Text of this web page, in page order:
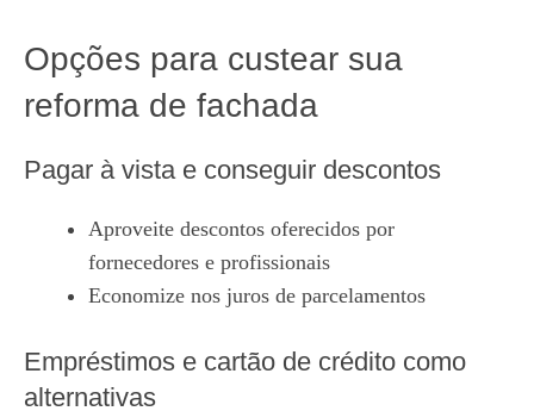
Opções para custear sua
reforma de fachada
Pagar à vista e conseguir descontos
Aproveite descontos oferecidos por
fornecedores e profissionais
Economize nos juros de parcelamentos
Empréstimos e cartão de crédito como
alternativas